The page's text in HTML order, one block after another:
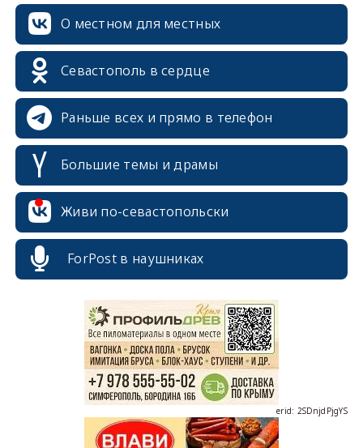
О местном для местных
Севастополь в сердце
Раньше всех и прямо в телефон
Большие темы и драмы
Живи по-севастопольски
ForPost в наушниках
erid: 2SDnjcrDNw6